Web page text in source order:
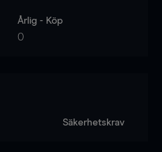
Årlig - Köp
0
Säkerhetskrav